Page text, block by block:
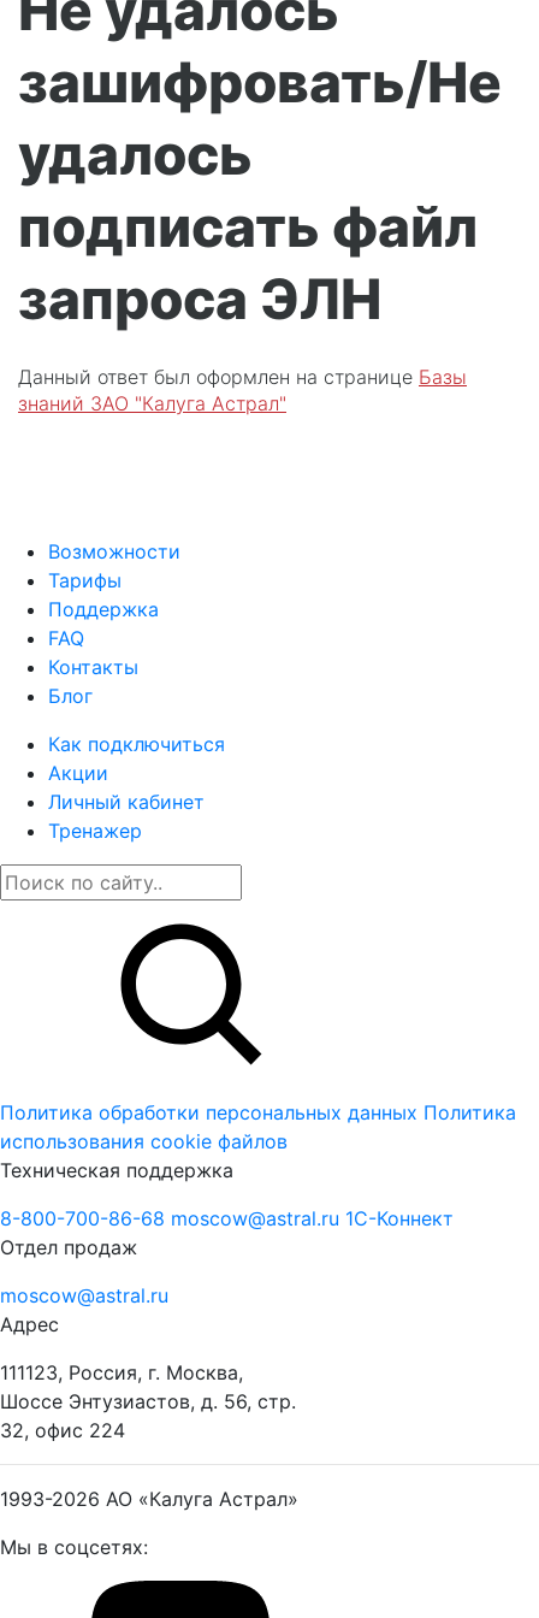
зашифровать/Не
удалось
подписать файл
запроса ЭЛН
Данный ответ был оформлен на странице Базы
знаний ЗАО "Калуга Астрал"
Возможности
Тарифы
Поддержка
FAQ
Контакты
Блог
Как подключиться
Акции
Личный кабинет
Тренажер
Политика обработки персональных данных Политика
использования cookie файлов
Техническая поддержка
8-800-700-86-68 moscow@astral.ru 1С-Коннект
Отдел продаж
moscow@astral.ru
Адрес
111123, Россия, г. Москва,
Шоссе Энтузиастов, д. 56, стр.
32, офис 224
1993-2026 АО «Калуга Астрал»
Мы в соцсетях: